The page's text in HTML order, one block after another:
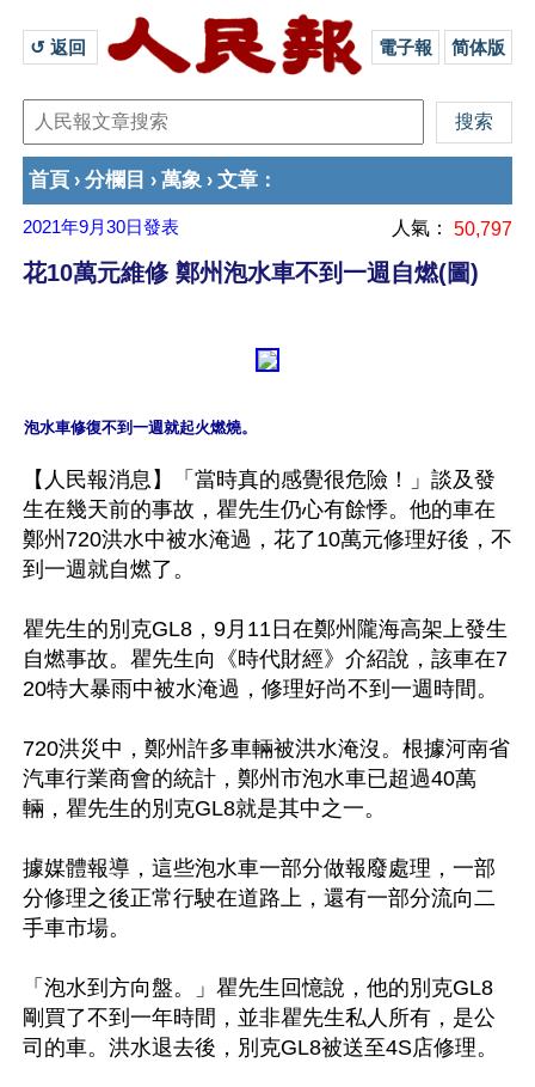
↺ 返回 電子報 简体版
首頁 › 分欄目 › 萬象 › 文章 ：
2021年9月30日發表 人氣： 50,797
花10萬元維修 鄭州泡水車不到一週自燃(圖)
【人民報消息】「當時真的感覺很危險！」談及發
生在幾天前的事故，瞿先生仍心有餘悸。他的車在
鄭州720洪水中被水淹過，花了10萬元修理好後，不
到一週就自燃了。
瞿先生的別克GL8，9月11日在鄭州隴海高架上發生
自燃事故。瞿先生向《時代財經》介紹說，該車在7
20特大暴雨中被水淹過，修理好尚不到一週時間。
720洪災中，鄭州許多車輛被洪水淹沒。根據河南省
汽車行業商會的統計，鄭州市泡水車已超過40萬
輛，瞿先生的別克GL8就是其中之一。
據媒體報導，這些泡水車一部分做報廢處理，一部
分修理之後正常行駛在道路上，還有一部分流向二
手車市場。
「泡水到方向盤。」瞿先生回憶說，他的別克GL8
剛買了不到一年時間，並非瞿先生私人所有，是公
司的車。洪水退去後，別克GL8被送至4S店修理。